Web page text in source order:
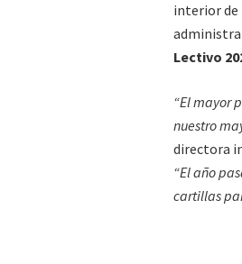
interior de
Lectivo
“El mayor
nuestro
directora
“El año
cartillas